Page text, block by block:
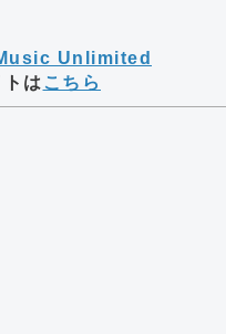
Unlimited
は こちら